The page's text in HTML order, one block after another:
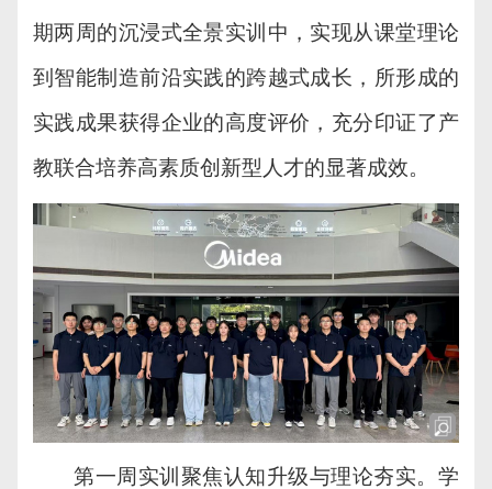
期两周的沉浸式全景实训 中， 实现从课堂理论
到智能制造前沿实践的跨越式成长， 所形成的
实践成果获得企业的高度评价，充分印证了产
教联合培养高素质创新型 人才的显著成效。
第一周实训 聚焦认知升级与理论夯实。学